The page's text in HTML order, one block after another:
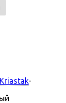
Kriastak-